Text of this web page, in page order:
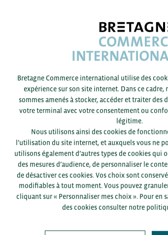
DE LIRE LA SUITE ?
de ce contenu est disponible pour tous les
de BCI.
adhérent et vous avez déjà un compte BCI ?
vous pour profiter de l’ensemble de l’article.
est adhérente mais vous n’avez pas
compte ? Inscrivez-vous avec votre email
devenir adhérent BCI ? Complétez le
d’adhésion. Votre demande d’adhésion sera
à validation par BCI.
Bretagne Commerce international utilise des
expérience sur son site internet. Dans ce cadre,
sommes amenés à stocker, accéder et traiter des
votre terminal avec votre consentement ou
légitime.
Nous utilisons ainsi des cookies de
l’utilisation du site internet, et auxquels vous ne
utilisons également d’autres types de cookies qui
des mesures d’audience, de personnaliser le
de désactiver ces cookies. Vos choix sont
modifiables à tout moment. Vous pouvez
cliquant sur « Personnaliser mes choix ». Pour en
des cookies consulter notre